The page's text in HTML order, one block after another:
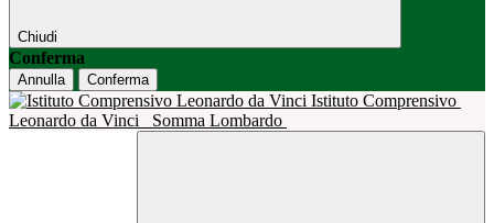
Chiudi
Conferma
Annulla Conferma
Istituto Comprensivo
Leonardo da Vinci
Somma Lombardo